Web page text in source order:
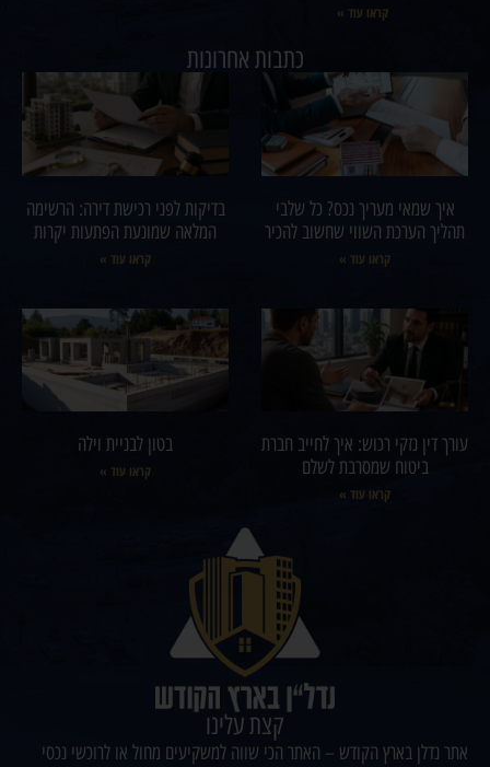
קראו עוד »
כתבות אחרונות
איך שמאי מעריך נכס? כל שלבי
תהליך הערכת השווי שחשוב להכיר
קראו עוד »
בדיקות לפני רכישת דירה: הרשימה
המלאה שמונעת הפתעות יקרות
קראו עוד »
עורך דין נזקי רכוש: איך לחייב חברת
ביטוח שמסרבת לשלם
קראו עוד »
בטון לבניית וילה
קראו עוד »
קצת עלינו
אתר נדלן בארץ הקודש – האתר הכי שווה למשקיעים מחול או לרוכשי נכסי